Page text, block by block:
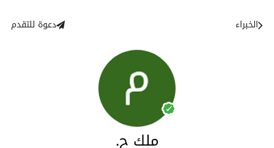
الخبراء دعوة للتقدم
ملك ح.